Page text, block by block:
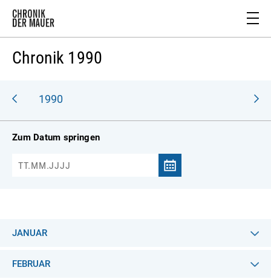
Chronik 1990
1990
Zum Datum springen
JANUAR
FEBRUAR